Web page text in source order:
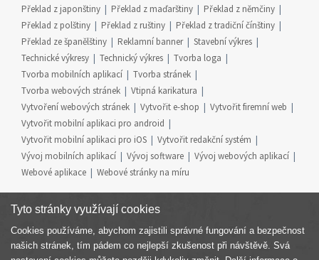
Překlad z japonštiny
Překlad z maďarštiny
Překlad z němčiny
Překlad z polštiny
Překlad z ruštiny
Překlad z tradiční čínštiny
Překlad ze španělštiny
Reklamní banner
Stavební výkres
Technické výkresy
Technický výkres
Tvorba loga
Tvorba mobilních aplikací
Tvorba stránek
Tvorba webových stránek
Vtipná karikatura
Vytvoření webových stránek
Vytvořit e-shop
Vytvořit firemní web
Vytvořit mobilní aplikaci pro android
Vytvořit mobilní aplikaci pro iOS
Vytvořit redakční systém
Vývoj mobilních aplikací
Vývoj software
Vývoj webových aplikací
Webové aplikace
Webové stránky na míru
Součást skupiny
Tyto stránky využívají cookies
Cookies používáme, abychom zajistili správné fungování a bezpečnost
našich stránek, tím pádem co nejlepší zkušenost při návštěvě. Svá